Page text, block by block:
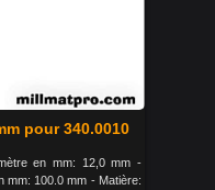
pour 340.0010
en mm: 12,0 mm -
mm: 100.0 mm - Matière: